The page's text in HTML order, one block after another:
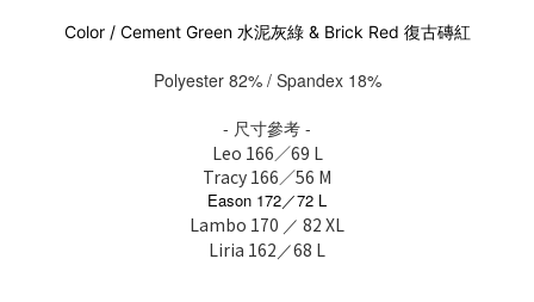
Color / Cement Green 水泥灰綠 & Brick Red 復古磚紅
Polyester 82% / Spandex 18%
- 尺寸參考 -
Leo 166／69 L
Tracy 166／56 M
Eason 172／72 L
Lambo 170 ／ 82 XL
Liria 162 ／68 L